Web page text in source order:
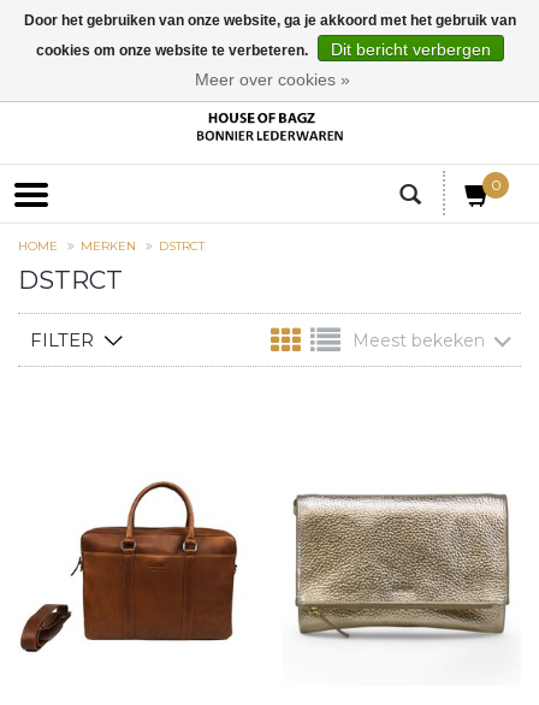
0
HOME MERKEN DSTRCT
DSTRCT
FILTER Meest bekeken
Door het gebruiken van onze website, ga je akkoord met het gebruik van
cookies om onze website te verbeteren.
Dit bericht verbergen
Meer over cookies »